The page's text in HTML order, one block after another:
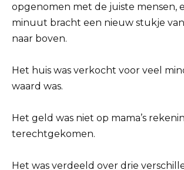
opgenomen met de juiste mensen,
minuut bracht een nieuw stukje
naar boven.
Het huis was verkocht voor veel
waard was.
Het geld was niet op mama’s
terechtgekomen.
Het was verdeeld over drie